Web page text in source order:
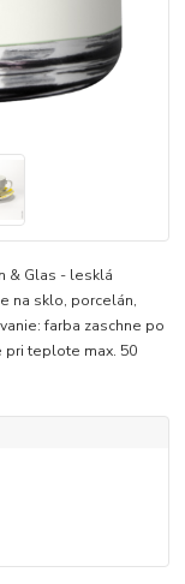
& Glas - lesklá
na sklo, porcelán,
farba zaschne po
pri teplote max. 50